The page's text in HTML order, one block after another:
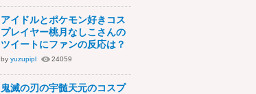
アイドルとポケモン好きコス
プレイヤー桃月なしこさんの
ツイートにファンの反応は？
by yuzupipl 24059
鬼滅の刃の宇髄天元のコスプ